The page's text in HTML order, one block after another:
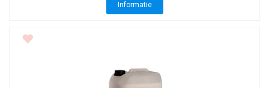
Nadat u uw dak gereinigd heeft, kunt u uw dakpannen gaan
Informatie